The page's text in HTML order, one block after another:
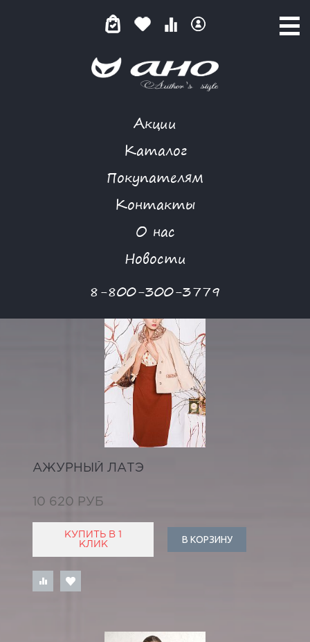
Акции
Каталог
Покупателям
Контакты
О нас
Новости
8-800-300-3779
ПОЛУПАЛЬТО
АЖУРНЫЙ ЛАТЭ
10 620 РУБ
КУПИТЬ В 1
КЛИК
В КОРЗИНУ